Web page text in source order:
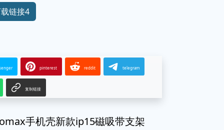
链接4
pinterest reddit telegram
复制链接
手机壳新款ip15磁吸带支架